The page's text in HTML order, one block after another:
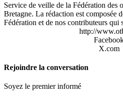
Service de veille de la Fédération des
Bretagne. La rédaction est composée
Fédération et de nos contributeurs qui
http://
X.com
Rejoindre la conversation
Soyez le premier informé